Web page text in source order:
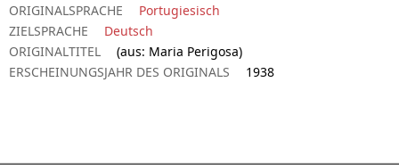
ORIGINALSPRACHE
Portugiesisch
ZIELSPRACHE
Deutsch
ORIGINALTITEL
(aus: Maria Perigosa)
ERSCHEINUNGSJAHR DES ORIGINALS
1938